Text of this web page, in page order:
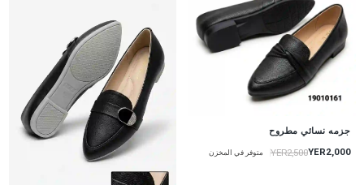
جزمه نسائي مطروح
YER2,000
YER2,500 متوفر في المخزن